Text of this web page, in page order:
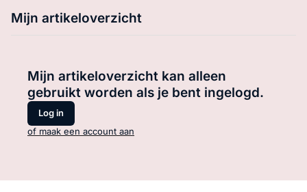
Mijn artikeloverzicht
Mijn artikeloverzicht kan alleen
gebruikt worden als je bent ingelogd.
Log in
of maak een account aan